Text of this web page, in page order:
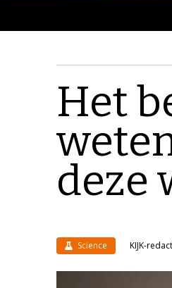
Het
deze
Science KIJK-